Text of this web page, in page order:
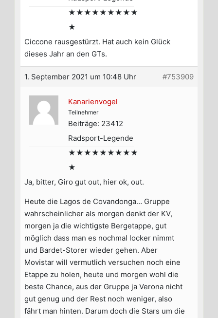
★★★★★★★★★
★
Ciccone rausgestürzt. Hat auch kein Glück
dieses Jahr an den GTs.
1. September 2021 um 10:48 Uhr #753909
Kanarienvogel
Teilnehmer
Beiträge: 23412
Radsport-Legende
★★★★★★★★★
★
Ja, bitter, Giro gut out, hier ok, out.
Heute die Lagos de Covandonga… Gruppe
wahrscheinlicher als morgen denkt der KV,
morgen ja die wichtigste Bergetappe, gut
möglich dass man es nochmal locker nimmt
und Bardet-Storer wieder gehen. Aber
Movistar will vermutlich versuchen noch eine
Etappe zu holen, heute und morgen wohl die
beste Chance, aus der Gruppe ja Verona nicht
gut genug und der Rest noch weniger, also
fährt man hinten. Darum doch die Stars um die